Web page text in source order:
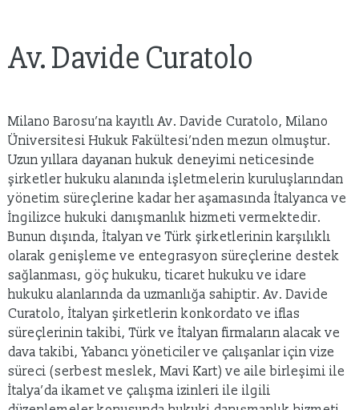
Av. Davide Curatolo
Milano Barosu’na kayıtlı Av. Davide Curatolo, Milano
Üniversitesi Hukuk Fakültesi’nden mezun olmuştur.
Uzun yıllara dayanan hukuk deneyimi neticesinde
şirketler hukuku alanında işletmelerin kuruluşlarından
yönetim süreçlerine kadar her aşamasında İtalyanca ve
İngilizce hukuki danışmanlık hizmeti vermektedir.
Bunun dışında, İtalyan ve Türk şirketlerinin karşılıklı
olarak genişleme ve entegrasyon süreçlerine destek
sağlanması, göç hukuku, ticaret hukuku ve idare
hukuku alanlarında da uzmanlığa sahiptir. Av. Davide
Curatolo, İtalyan şirketlerin konkordato ve iflas
süreçlerinin takibi, Türk ve İtalyan firmaların alacak ve
dava takibi, Yabancı yöneticiler ve çalışanlar için vize
süreci (serbest meslek, Mavi Kart) ve aile birleşimi ile
İtalya’da ikamet ve çalışma izinleri ile ilgili